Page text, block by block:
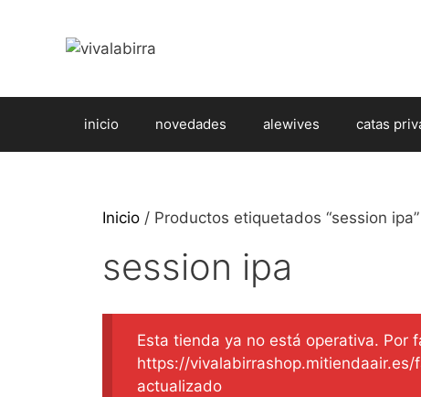
contenido
inicio novedades alewives catas
Inicio / Productos etiquetados “session ipa”
session ipa
Esta tienda ya no está operativa. Por
https://
actualizado